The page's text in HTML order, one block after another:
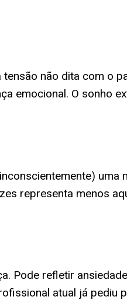
não dita com o
emocional. O sonho
uma
representa menos
Pode refletir
atual já pediu